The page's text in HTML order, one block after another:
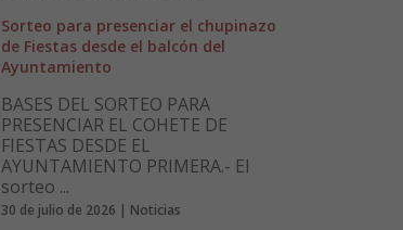
Sorteo para presenciar el chupinazo
de Fiestas desde el balcón del
Ayuntamiento
BASES DEL SORTEO PARA
PRESENCIAR EL COHETE DE
FIESTAS DESDE EL
AYUNTAMIENTO PRIMERA.- El
sorteo ...
30 de julio de 2026 | Noticias